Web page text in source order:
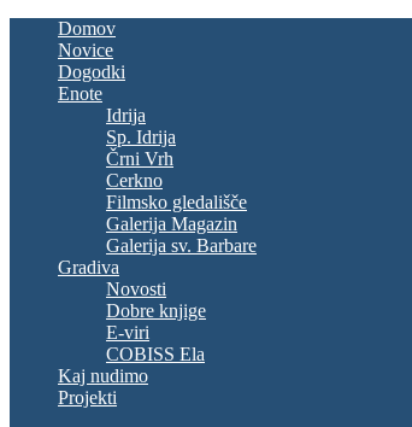
Domov
Novice
Dogodki
Enote
Idrija
Sp. Idrija
Črni Vrh
Cerkno
Filmsko gledališče
Galerija Magazin
Galerija sv. Barbare
Gradiva
Novosti
Dobre knjige
E-viri
COBISS Ela
Kaj nudimo
Projekti